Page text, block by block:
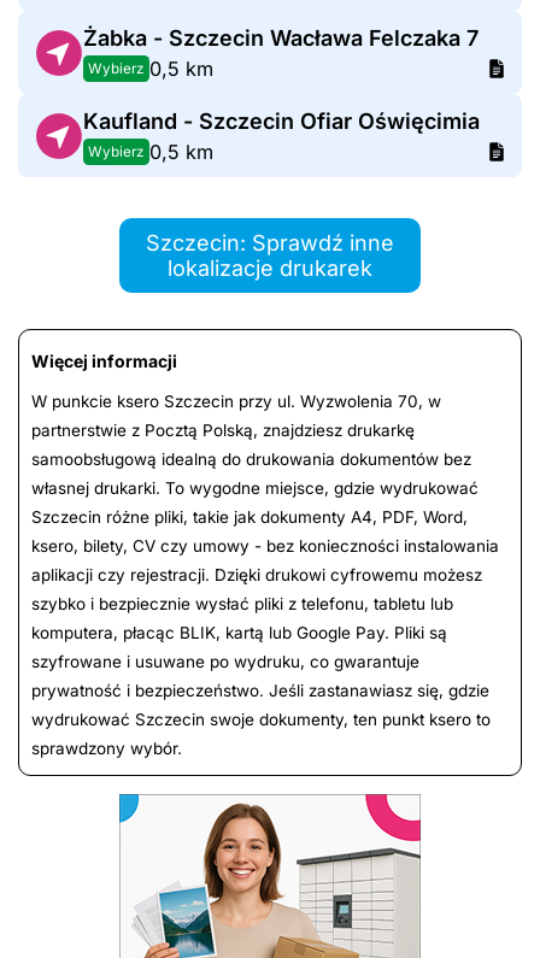
Żabka - Szczecin Wacława Felczaka 7
Wybierz 0,5 km
Kaufland - Szczecin Ofiar Oświęcimia
Wybierz 0,5 km
Szczecin: Sprawdź inne
lokalizacje drukarek
Więcej informacji
W punkcie ksero Szczecin przy ul. Wyzwolenia 70, w
partnerstwie z Pocztą Polską, znajdziesz drukarkę
samoobsługową idealną do drukowania dokumentów bez
własnej drukarki. To wygodne miejsce, gdzie wydrukować
Szczecin różne pliki, takie jak dokumenty A4, PDF, Word,
ksero, bilety, CV czy umowy - bez konieczności instalowania
aplikacji czy rejestracji. Dzięki drukowi cyfrowemu możesz
szybko i bezpiecznie wysłać pliki z telefonu, tabletu lub
komputera, płacąc BLIK, kartą lub Google Pay. Pliki są
szyfrowane i usuwane po wydruku, co gwarantuje
prywatność i bezpieczeństwo. Jeśli zastanawiasz się, gdzie
wydrukować Szczecin swoje dokumenty, ten punkt ksero to
sprawdzony wybór.